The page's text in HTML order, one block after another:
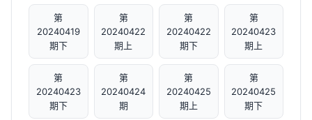
第
20240419
期下
第
20240422
期上
第
20240422
期下
第
20240423
期上
第
20240423
期下
第
20240424
期
第
20240425
期上
第
20240425
期下